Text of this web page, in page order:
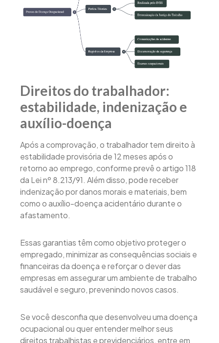
Direitos do trabalhador:
estabilidade, indenização e
auxílio-doença
Após a comprovação, o trabalhador tem direito à
estabilidade provisória de 12 meses após o
retorno ao emprego, conforme prevê o artigo 118
da Lei nº 8.213/91. Além disso, pode receber
indenização por danos morais e materiais, bem
como o auxílio-doença acidentário durante o
afastamento.
Essas garantias têm como objetivo proteger o
empregado, minimizar as consequências sociais e
financeiras da doença e reforçar o dever das
empresas em assegurar um ambiente de trabalho
saudável e seguro, prevenindo novos casos.
Se você desconfia que desenvolveu uma doença
ocupacional ou quer entender melhor seus
direitos trabalhistas e previdenciários, entre em